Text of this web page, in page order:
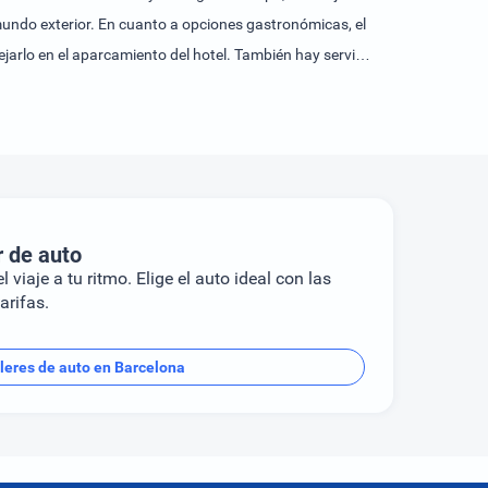
exterior. En cuanto a opciones gastronómicas, el
en el aparcamiento del hotel. También hay servicio
como, por ejemplo, gimnasio y spa. Se ofrece un
American Express, Visa, Diners Club y MasterCard.
de auto
viaje a tu ritmo. Elige el auto ideal con las
de auto en Barcelona